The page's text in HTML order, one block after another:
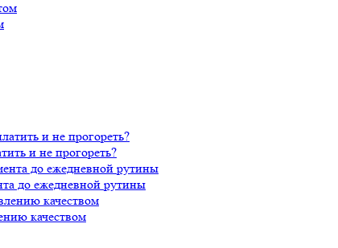
и не прогореть?
до ежедневной рутины
качеством